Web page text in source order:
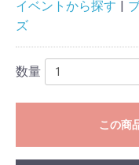
イベントから探す
ズ
数量
この商